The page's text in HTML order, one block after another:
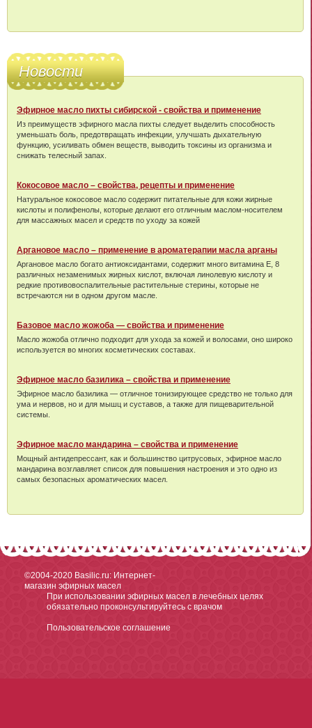
Новости
Эфирное масло пихты сибирской - свойства и применение
Из преимуществ эфирного масла пихты следует выделить способность
уменьшать боль, предотвращать инфекции, улучшать дыхательную
функцию, усиливать обмен веществ, выводить токсины из организма и
снижать телесный запах.
Кокосовое масло – свойства, рецепты и применение
Натуральное кокосовое масло содержит питательные для кожи жирные
кислоты и полифенолы, которые делают его отличным маслом-носителем
для массажных масел и средств по уходу за кожей
Аргановое масло – применение в ароматерапии масла арганы
Аргановое масло богато антиоксидантами, содержит много витамина Е, 8
различных незаменимых жирных кислот, включая линолевую кислоту и
редкие противовоспалительные растительные стерины, которые не
встречаются ни в одном другом масле.
Базовое масло жожоба — свойства и применение
Масло жожоба отлично подходит для ухода за кожей и волосами, оно широко
используется во многих косметических составах.
Эфирное масло базилика – свойства и применение
Эфирное масло базилика — отличное тонизирующее средство не только для
ума и нервов, но и для мышц и суставов, а также для пищеварительной
системы.
Эфирное масло мандарина – свойства и применение
Мощный антидепрессант, как и большинство цитрусовых, эфирное масло
мандарина возглавляет список для повышения настроения и это одно из
самых безопасных ароматических масел.
©2004-2020 Basilic.ru: Интернет-
магазин эфирных масел
При использовании эфирных масел в лечебных целях
обязательно проконсультируйтесь с врачом
Пользовательское соглашение